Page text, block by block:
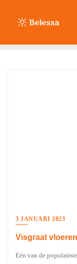
inhoud
3 JANUARI 2023
Visgraat
Eén van de